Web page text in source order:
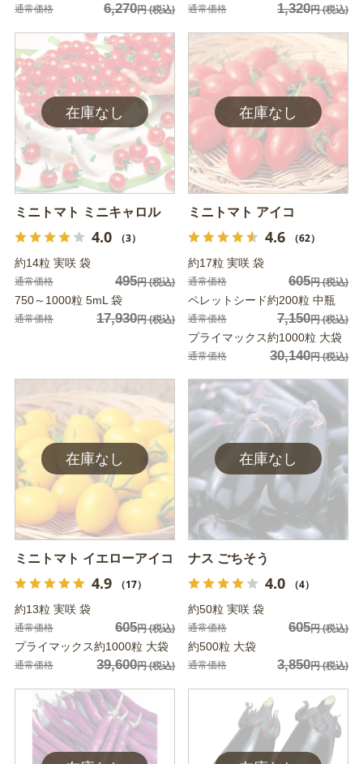
通常価格 6,270円(税込) 通常価格 1,320円(税込)
ミニトマト ミニキャロル
4.0 （3）
約14粒 実咲 袋
通常価格 495円(税込)
750～1000粒 5mL 袋
通常価格 17,930円(税込)
ミニトマト アイコ
4.6 （62）
約17粒 実咲 袋
通常価格 605円(税込)
ペレットシード約200粒 中瓶
通常価格 7,150円(税込)
プライマックス約1000粒 大袋
通常価格 30,140円(税込)
ミニトマト イエローアイコ
4.9 （17）
約13粒 実咲 袋
通常価格 605円(税込)
プライマックス約1000粒 大袋
通常価格 39,600円(税込)
ナス ごちそう
4.0 （4）
約50粒 実咲 袋
通常価格 605円(税込)
約500粒 大袋
通常価格 3,850円(税込)